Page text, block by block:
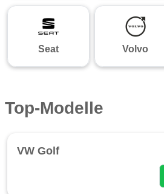
Seat Volvo
Top-Modelle
VW Golf